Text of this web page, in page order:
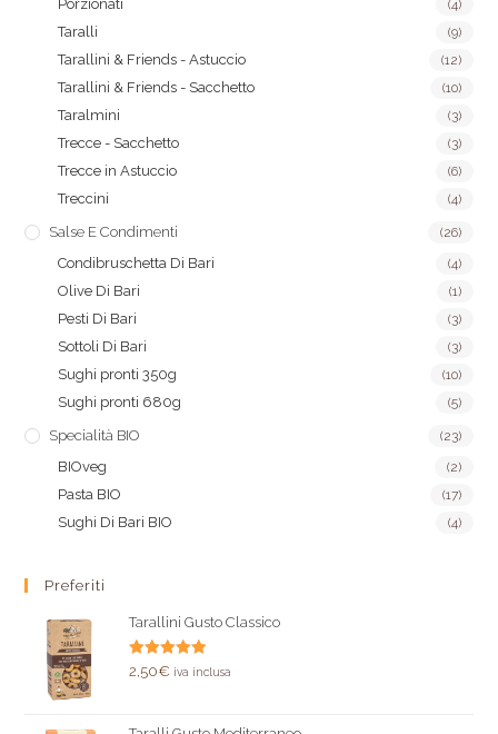
Porzionati (4)
Taralli (9)
Tarallini & Friends - Astuccio (12)
Tarallini & Friends - Sacchetto (10)
Taralmini (3)
Trecce - Sacchetto (3)
Trecce in Astuccio (6)
Treccini (4)
Salse E Condimenti (26)
Condibruschetta Di Bari (4)
Olive Di Bari (1)
Pesti Di Bari (3)
Sottoli Di Bari (3)
Sughi pronti 350g (10)
Sughi pronti 680g (5)
Specialità BIO (23)
BIOveg (2)
Pasta BIO (17)
Sughi Di Bari BIO (4)
Preferiti
Tarallini Gusto Classico
Valutato
2,50€ iva inclusa